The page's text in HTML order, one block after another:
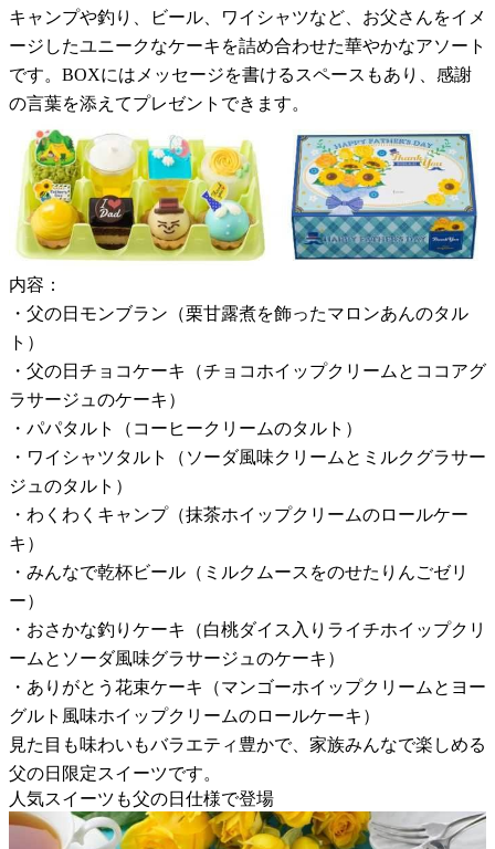
キャンプや釣り、ビール、ワイシャツなど、お父さんをイメ
ージしたユニークなケーキを詰め合わせた華やかなアソート
です。BOXにはメッセージを書けるスペースもあり、感謝
の言葉を添えてプレゼントできます。
内容：
・父の日モンブラン（栗甘露煮を飾ったマロンあんのタル
ト）
・父の日チョコケーキ（チョコホイップクリームとココアグ
ラサージュのケーキ）
・パパタルト（コーヒークリームのタルト）
・ワイシャツタルト（ソーダ風味クリームとミルクグラサー
ジュのタルト）
・わくわくキャンプ（抹茶ホイップクリームのロールケー
キ）
・みんなで乾杯ビール（ミルクムースをのせたりんごゼリ
ー）
・おさかな釣りケーキ（白桃ダイス入りライチホイップクリ
ームとソーダ風味グラサージュのケーキ）
・ありがとう花束ケーキ（マンゴーホイップクリームとヨー
グルト風味ホイップクリームのロールケーキ）
見た目も味わいもバラエティ豊かで、家族みんなで楽しめる
父の日限定スイーツです。
人気スイーツも父の日仕様で登場